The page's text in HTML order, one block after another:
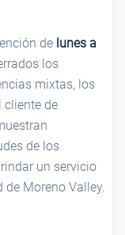
de lunes a
los
mixtas, los
cliente de
de los
un servicio
Moreno Valley.